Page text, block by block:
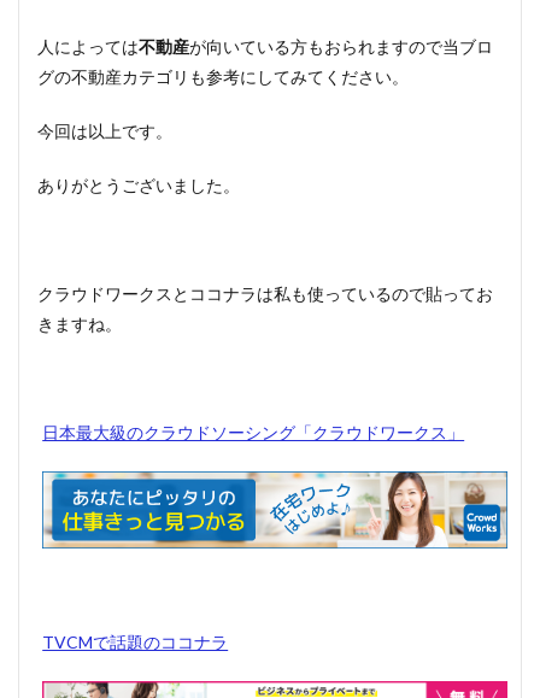
人によっては不動産が向いている方もおられますので当ブロ
グの不動産カテゴリも参考にしてみてください。
今回は以上です。
ありがとうございました。
クラウドワークスとココナラは私も使っているので貼ってお
きますね。
日本最大級のクラウドソーシング「クラウドワークス」
TVCMで話題のココナラ